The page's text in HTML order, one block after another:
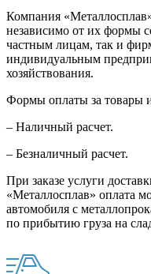
Компания
независимо от их формы
частным лицам, так и
индивидуальным
хозяйствования.
Формы оплаты за товары
– Наличный расчет.
– Безналичный расчет.
При заказе услуги
«Металлосплав» оплата
автомобиля с
по прибытию груза на